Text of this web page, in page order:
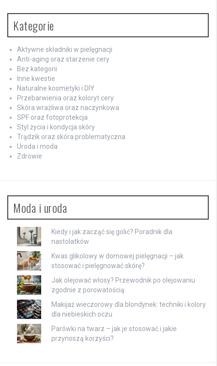
Kategorie
Aktywne składniki w pielęgnacji
Anti-aging oraz starzenie cery
Bez kategorii
Inne kwestie
Naturalne kosmetyki i DIY
Przebarwienia oraz koloryt cery
Skóra wrażliwa oraz naczynkowa
SPF oraz fotoprotekcja
Styl życia i kondycja skóry
Trądzik oraz skóra problematyczna
Uroda i moda
Zdrowie
Moda i uroda
Kiedy i jak zacząć się golić? Poradnik dla
nastolatków
Kwas glikolowy w domowej pielęgnacji – jak
stosować i pielęgnować skórę?
Jak olejować włosy? Przewodnik po olejowaniu
zgodnie z porowatością
Makijaż wieczorowy dla blondynek: techniki i kolory
dla niebieskich oczu
Parówki na twarz – jak je stosować i jakie
przynoszą korzyści?